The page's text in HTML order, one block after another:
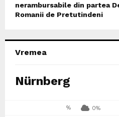
nerambursabile din partea
Romanii de Pretutindeni
Vremea
Nürnberg
% 0%